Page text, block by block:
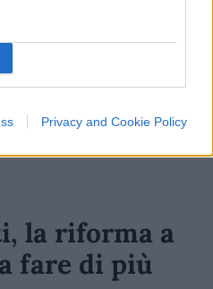
Privacy and Cookie Policy
la riforma a
fare di più